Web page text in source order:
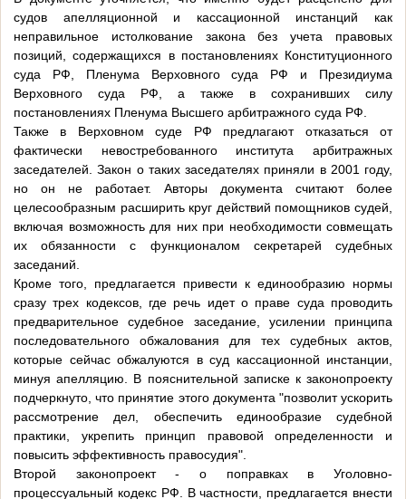
судов апелляционной и кассационной инстанций как
неправильное истолкование закона без учета правовых
позиций, содержащихся в постановлениях Конституционного
суда РФ, Пленума Верховного суда РФ и Президиума
Верховного суда РФ, а также в сохранивших силу
постановлениях Пленума Высшего арбитражного суда РФ.
Также в Верховном суде РФ предлагают отказаться от
фактически невостребованного института арбитражных
заседателей. Закон о таких заседателях приняли в 2001 году,
но он не работает. Авторы документа считают более
целесообразным расширить круг действий помощников судей,
включая возможность для них при необходимости совмещать
их обязанности с функционалом секретарей судебных
заседаний.
Кроме того, предлагается привести к единообразию нормы
сразу трех кодексов, где речь идет о праве суда проводить
предварительное судебное заседание, усилении принципа
последовательного обжалования для тех судебных актов,
которые сейчас обжалуются в суд кассационной инстанции,
минуя апелляцию. В пояснительной записке к законопроекту
подчеркнуто, что принятие этого документа "позволит ускорить
рассмотрение дел, обеспечить единообразие судебной
практики, укрепить принцип правовой определенности и
повысить эффективность правосудия".
Второй законопроект - о поправках в Уголовно-
процессуальный кодекс РФ. В частности, предлагается внести